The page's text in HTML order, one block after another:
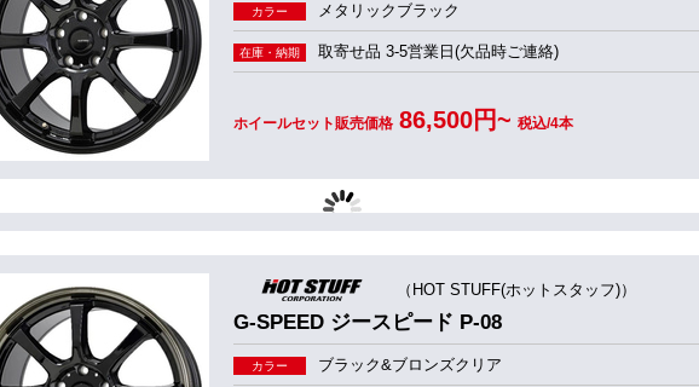
カラー メタリックブラック
在庫・納期 取寄せ品 3-5営業日(欠品時ご連絡)
ホイールセット販売価格 86,500円~ 税込/4本
（HOT STUFF(ホットスタッフ)）
G-SPEED ジースピード P-08
カラー ブラック&ブロンズクリア